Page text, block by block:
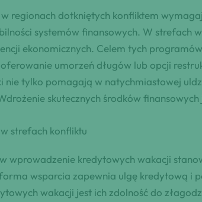
regionach dotkniętych konfliktem
systemów finansowych. W
ekonomicznych. Celem tych
umorzeń długów lub opcji
nie tylko pomagają w natychmiastowej
skutecznych środków
strefach konfliktu
wprowadzenie kredytowych wakacji
wsparcia zapewnia ulgę kredytową i
wakacji jest ich zdolność do